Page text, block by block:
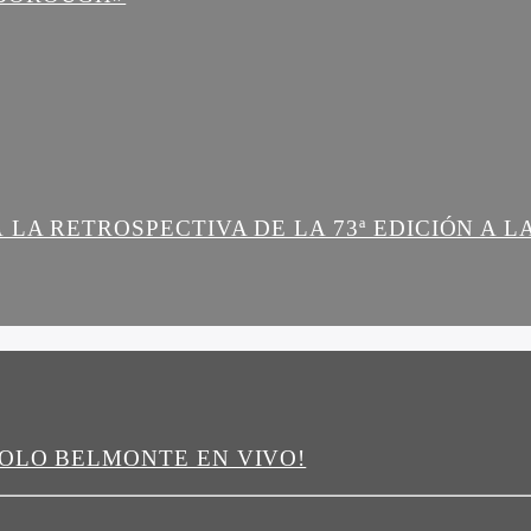
RETROSPECTIVA DE LA 73ª EDICIÓN A
BELMONTE EN VIVO!